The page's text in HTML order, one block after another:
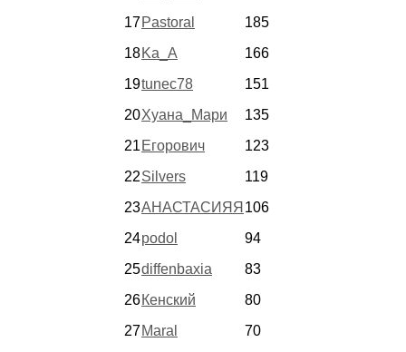
17Pastoral
185
18Ka_A
166
19tunec78
151
20Хуана_Мари
135
21 Егорович
123
22Silvers
119
23АНАСТАСИЯЯ 106
24podol
94
25diffenbaxia
83
26Кенский
80
27Maral
70